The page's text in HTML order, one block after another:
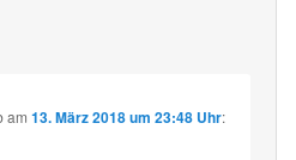
am 13. März 2018 um 23:48 Uhr: